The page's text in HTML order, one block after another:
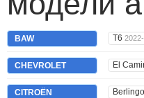
BAW T6
CHEVROLET El
CITROËN Berlingo